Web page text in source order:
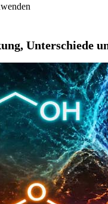
Unterschiede